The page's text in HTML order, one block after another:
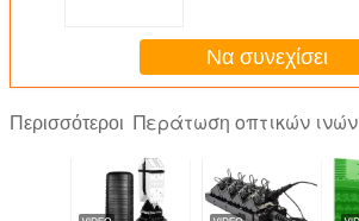
Να συνεχίσει
Περισσότεροι Περάτωση οπτικών ινών